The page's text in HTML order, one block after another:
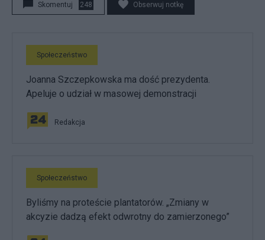
Skomentuj 248 Obserwuj notkę
Społeczeństwo
Joanna Szczepkowska ma dość prezydenta.
Apeluje o udział w masowej demonstracji
Redakcja
Społeczeństwo
Byliśmy na proteście plantatorów. „Zmiany w
akcyzie dadzą efekt odwrotny do zamierzonego”